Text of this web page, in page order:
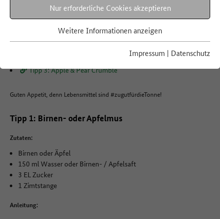
Nur erforderliche Cookies akzeptieren
Weitere Informationen anzeigen
Impressum | Datenschutz
Hier die Tipps in unserem Video im Überblick:
Tipp 3: Apple & Pear Crumble
Guten Appetit, denn Lebensmittel sind #zugutfürdieTonne!
Tipp 1: Birnen- oder Apfelmus
Zutaten:
Birnen oder Äpfel
150 ml Wasser oder Birnen- / Apfelsaft
3 EL Zucker
1 Zimtstange
Anleitung: